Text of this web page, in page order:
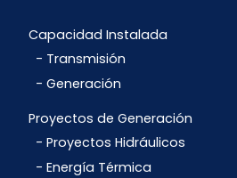
Capacidad Instalada
Transmisión
Generación
Proyectos de Generación
Proyectos Hidráulicos
Energía Térmica